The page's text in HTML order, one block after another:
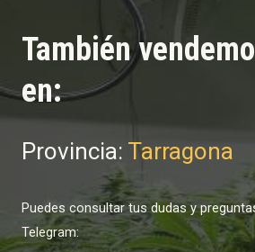
También
en:
Provincia: Tarragona
Puedes consultar tus dudas y
Telegram: